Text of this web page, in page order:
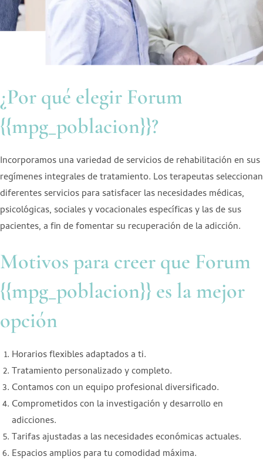
¿Por qué elegir Forum
{{mpg_poblacion}}?
Incorporamos una variedad de servicios de rehabilitación en sus
regímenes integrales de tratamiento. Los terapeutas seleccionan
diferentes servicios para satisfacer las necesidades médicas,
psicológicas, sociales y vocacionales específicas y las de sus
pacientes, a fin de fomentar su recuperación de la adicción.
Motivos para creer que Forum
{{mpg_poblacion}} es la mejor
opción
Horarios flexibles adaptados a ti.
Tratamiento personalizado y completo.
Contamos con un equipo profesional diversificado.
Comprometidos con la investigación y desarrollo en
adicciones.
Tarifas ajustadas a las necesidades económicas actuales.
Espacios amplios para tu comodidad máxima.